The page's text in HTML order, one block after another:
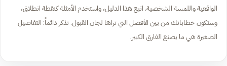
الواقعية واللمسة الشخصية. اتبع هذا الدليل، واستخدم الأمثلة كنقطة انطلاق،
وستكون خطاباتك من بين الأفضل التي تراها لجان القبول. تذكر دائماً: التفاصيل
الصغيرة هي ما يصنع الفارق الكبير.